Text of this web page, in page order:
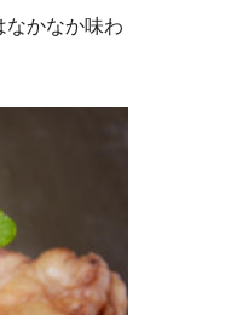
なかなか味わ